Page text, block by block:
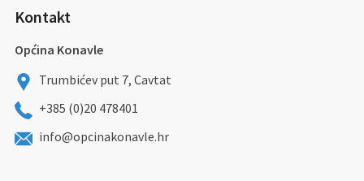
Kontakt
Općina Konavle
Trumbićev put 7, Cavtat
+385 (0)20 478401
info@opcinakonavle.hr